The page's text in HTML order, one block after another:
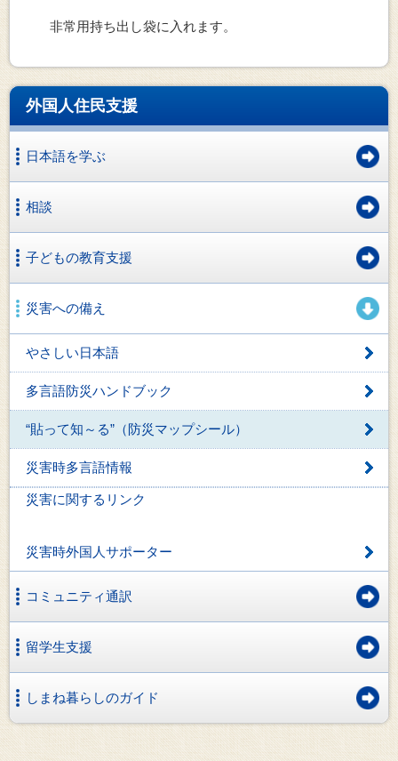
非常用持ち出し袋に入れます。
外国人住民支援
日本語を学ぶ
相談
子どもの教育支援
災害への備え
やさしい日本語
多言語防災ハンドブック
“貼って知～る”（防災マップシール）
災害時多言語情報
災害に関するリンク
災害時外国人サポーター
コミュニティ通訳
留学生支援
しまね暮らしのガイド